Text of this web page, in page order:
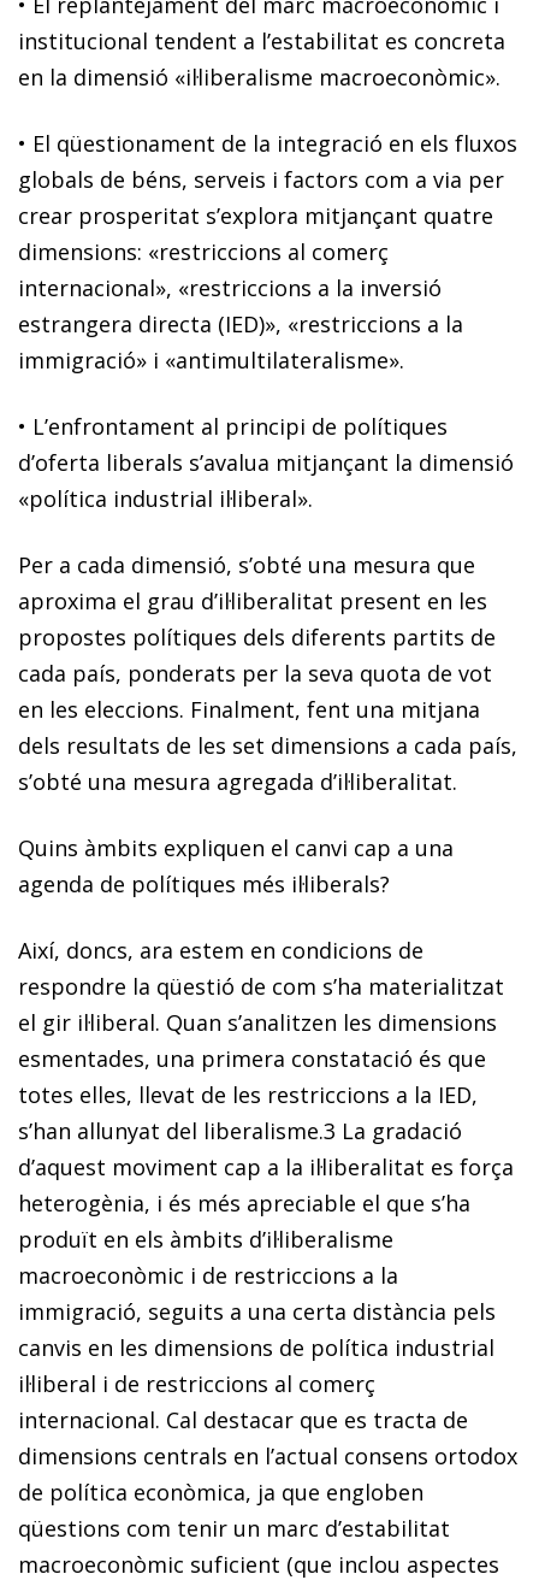
institucional tendent a l’estabilitat es concreta
en la dimensió «il·liberalisme macroeconòmic».
• El qüestionament de la integració en els fluxos
globals de béns, serveis i factors com a via per
crear prosperitat s’explora mitjançant quatre
dimensions: «restriccions al comerç
internacional», «restriccions a la inversió
estrangera directa (IED)», «restriccions a la
immigració» i «antimultilateralisme».
• L’enfrontament al principi de polítiques
d’oferta liberals s’avalua mitjançant la dimensió
«política industrial il·liberal».
Per a cada dimensió, s’obté una mesura que
aproxima el grau d’il·liberalitat present en les
propostes polítiques dels diferents partits de
cada país, ponderats per la seva quota de vot
en les eleccions. Finalment, fent una mitjana
dels resultats de les set dimensions a cada país,
s’obté una mesura agregada d’il·liberalitat.
Quins àmbits expliquen el canvi cap a una
agenda de polítiques més il·liberals?
Així, doncs, ara estem en condicions de
respondre la qüestió de com s’ha materialitzat
el gir il·liberal. Quan s’analitzen les dimensions
esmentades, una primera constatació és que
totes elles, llevat de les restriccions a la IED,
s’han allunyat del liberalisme.3 La gradació
d’aquest moviment cap a la il·liberalitat es força
heterogènia, i és més apreciable el que s’ha
produït en els àmbits d’il·liberalisme
macroeconòmic i de restriccions a la
immigració, seguits a una certa distància pels
canvis en les dimensions de política industrial
il·liberal i de restriccions al comerç
internacional. Cal destacar que es tracta de
dimensions centrals en l’actual consens ortodox
de política econòmica, ja que engloben
qüestions com tenir un marc d’estabilitat
macroeconòmic suficient (que inclou aspectes